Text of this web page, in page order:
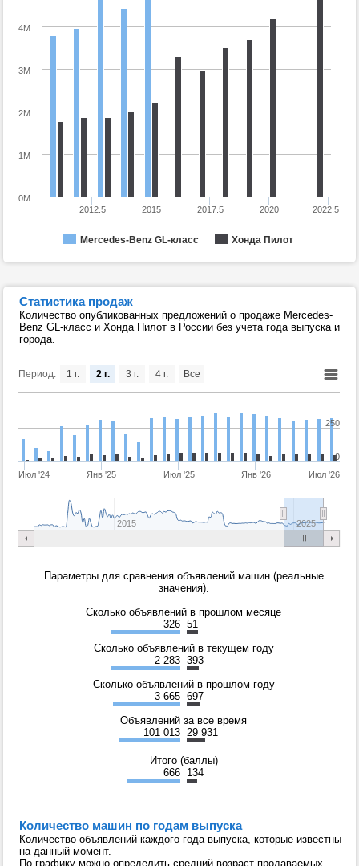
Mercedes-Benz GL-класс Хонда Пилот
2012.5 2015 2017.5 2020 2022.5
0M
1M
2M
3M
4M
Статистика продаж
Количество опубликованных предложений о продаже Mercedes-
Benz GL-класс и Хонда Пилот в России без учета года выпуска и
города.
Период:
Июл '24 Янв '25 Июл '25 Янв '26 Июл '26
2015 2025
0
250
1 г. 2 г. 3 г. 4 г. Все
Параметры для сравнения объявлений машин (реальные
значения).
Сколько объявлений в прошлом месяце
326 51
Сколько объявлений в текущем году
2 283 393
Сколько объявлений в прошлом году
3 665 697
Объявлений за все время
101 013 29 931
Итого (баллы)
666 134
Количество машин по годам выпуска
Количество объявлений каждого года выпуска, которые известны
на данный момент.
По графику можно определить средний возраст продаваемых